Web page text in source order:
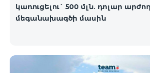
կառուցելու` 500 մլն․ դոլար
մեգանախագծի մասին